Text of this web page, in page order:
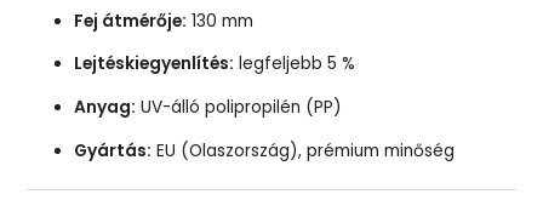
Fej átmérője: 130 mm
Lejtéskiegyenlítés: legfeljebb 5 %
Anyag: UV-álló polipropilén (PP)
Gyártás: EU (Olaszország), prémium minőség